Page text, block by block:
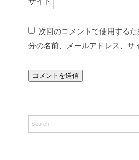
次回のコメントで使用する
分の名前、メールアドレス、サ